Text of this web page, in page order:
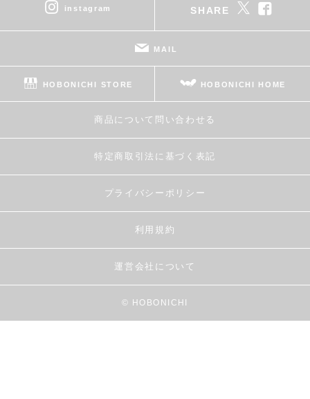
instagram SHARE
MAIL
HOBONICHI STORE HOBONICHI HOME
商品について問い合わせる
特定商取引法に基づく表記
プライバシーポリシー
利用規約
運営会社について
© HOBONICHI